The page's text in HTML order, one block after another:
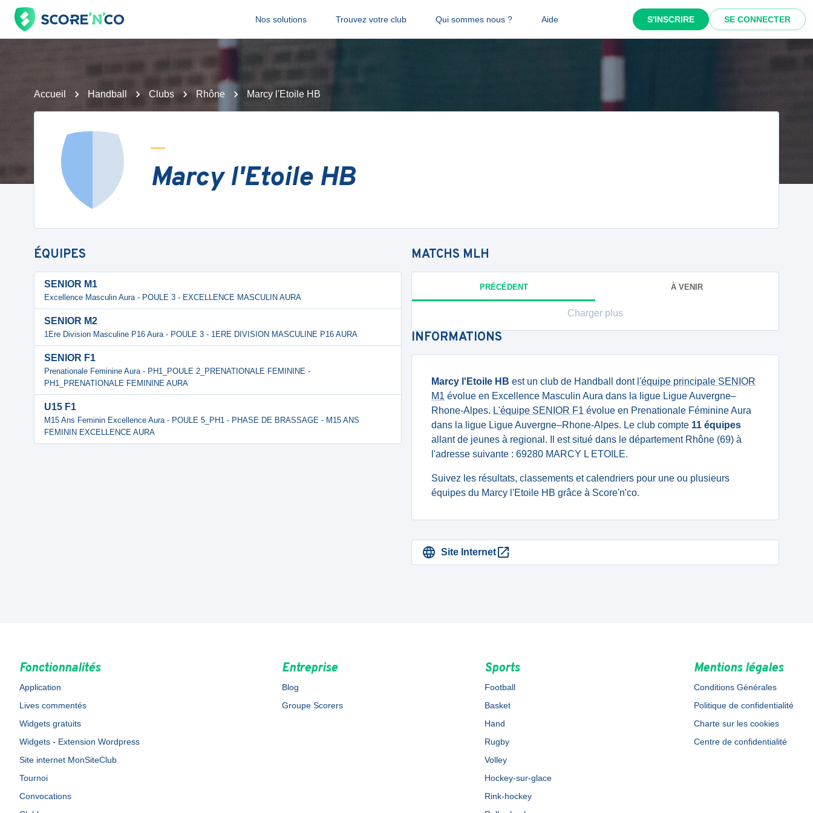
Nos solutions Trouvez votre club Qui sommes nous ? Aide S'INSCRIRE SE CONNECTER
Accueil Handball Clubs Rhône Marcy l'Etoile HB
Marcy l'Etoile HB
ÉQUIPES
SENIOR M1
Excellence Masculin Aura - POULE 3 - EXCELLENCE MASCULIN AURA
SENIOR M2
1Ere Division Masculine P16 Aura - POULE 3 - 1ERE DIVISION MASCULINE P16 AURA
SENIOR F1
Prenationale Feminine Aura - PH1_POULE 2_PRENATIONALE FEMININE -
PH1_PRENATIONALE FEMININE AURA
U15 F1
M15 Ans Feminin Excellence Aura - POULE 5_PH1 - PHASE DE BRASSAGE - M15 ANS
FEMININ EXCELLENCE AURA
MATCHS MLH
PRÉCÉDENT À VENIR
Charger plus
INFORMATIONS
Marcy l'Etoile HB est un club de Handball dont l'équipe principale SENIOR
M1 évolue en Excellence Masculin Aura dans la ligue Ligue Auvergne–
Rhone-Alpes. L'équipe SENIOR F1 évolue en Prenationale Féminine Aura
dans la ligue Ligue Auvergne–Rhone-Alpes. Le club compte 11 équipes
allant de jeunes à regional. Il est situé dans le département Rhône (69) à
l'adresse suivante : 69280 MARCY L ETOILE.
Suivez les résultats, classements et calendriers pour une ou plusieurs
équipes du Marcy l'Etoile HB grâce à Score'n'co.
Site Internet
Fonctionnalités
Application
Lives commentés
Widgets gratuits
Widgets - Extension Wordpress
Site internet MonSiteClub
Tournoi
Convocations
Entreprise
Blog
Groupe Scorers
Sports
Football
Basket
Hand
Rugby
Volley
Hockey-sur-glace
Rink-hockey
Mentions légales
Conditions Générales
Politique de confidentialité
Charte sur les cookies
Centre de confidentialité